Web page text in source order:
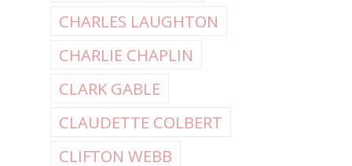
CHARLES LAUGHTON
CHARLIE CHAPLIN
CLARK GABLE
CLAUDETTE COLBERT
CLIFTON WEBB